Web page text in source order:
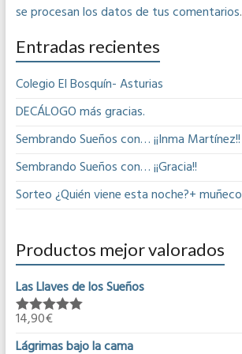
se procesan los datos de tus comentarios.
Entradas recientes
Colegio El Bosquín- Asturias
DECÁLOGO más gracias.
Sembrando Sueños con… ¡¡Inma Martínez!!
Sembrando Sueños con… ¡¡Gracia!!
Sorteo ¿Quién viene esta noche?+ muñeco
Productos mejor valorados
Las Llaves de los Sueños
Valorado en
14,90€
Lágrimas bajo la cama